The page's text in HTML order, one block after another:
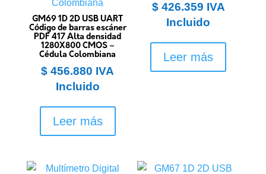
GM69 1D 2D USB UART
Código de barras escáner
PDF 417 Alta densidad
1280X800 CMOS –
Cédula Colombiana
$ 456.880 IVA
Incluido
Leer más
$426.359 IVA
Incluido
Leer más